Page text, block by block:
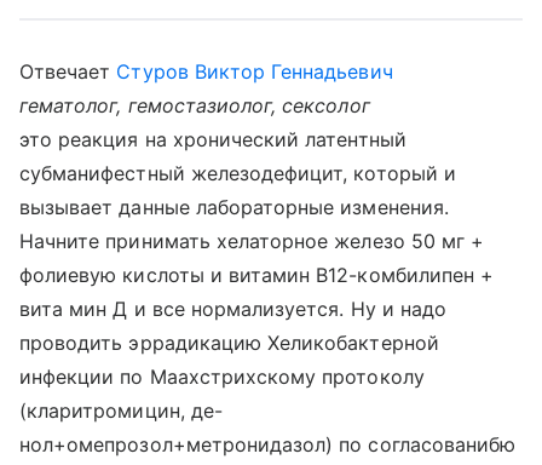
Отвечает Стуров Виктор Геннадьевич
гематолог, гемостазиолог, сексолог
это реакция на хронический латентный
субманифестный железодефицит, который и
вызывает данные лабораторные изменения.
Начните принимать хелаторное железо 50 мг +
фолиевую кислоты и витамин В12-комбилипен +
вита мин Д и все нормализуется. Ну и надо
проводить эррадикацию Хеликобактерной
инфекции по Маахстрихскому протоколу
(кларитромицин, де-
нол+омепрозол+метронидазол) по согласованибю